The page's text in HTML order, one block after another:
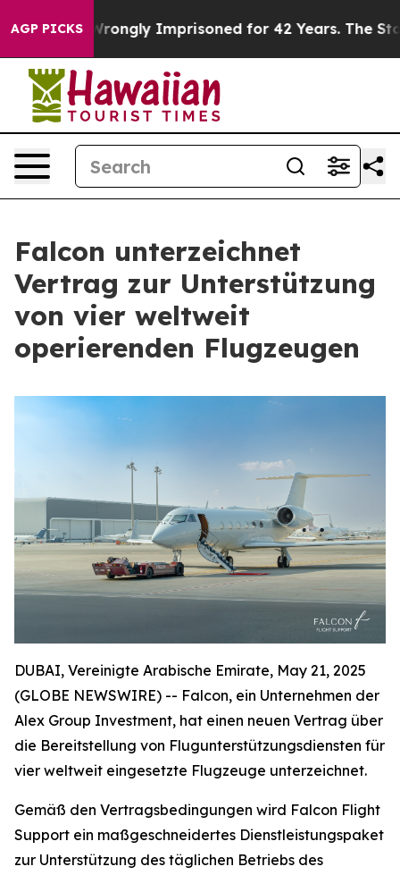
AGP PICKSWrongly Imprisoned for 42 Years. The State
Falcon unterzeichnet
Vertrag zur Unterstützung
von vier weltweit
operierenden Flugzeugen
DUBAI, Vereinigte Arabische Emirate, May 21, 2025
(GLOBE NEWSWIRE) -- Falcon, ein Unternehmen der
Alex Group Investment, hat einen neuen Vertrag über
die Bereitstellung von Flugunterstützungsdiensten für
vier weltweit eingesetzte Flugzeuge unterzeichnet.
Gemäß den Vertragsbedingungen wird Falcon Flight
Support ein maßgeschneidertes Dienstleistungspaket
zur Unterstützung des täglichen Betriebs des